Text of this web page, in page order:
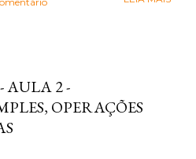
AULA 2 -
OPERAÇÕES